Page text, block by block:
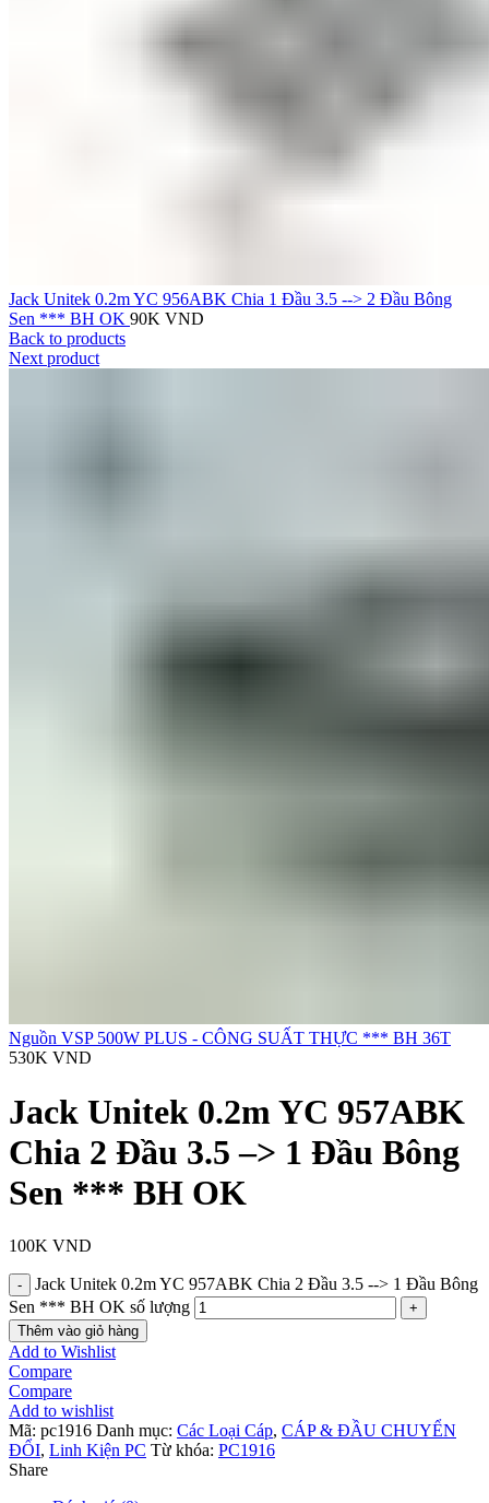
Jack Unitek 0.2m YC 956ABK Chia 1 Đầu 3.5 --> 2 Đầu Bông
Sen *** BH OK 90K VND
Back to products
Next product
Nguồn VSP 500W PLUS - CÔNG SUẤT THỰC *** BH 36T
530K VND
Jack Unitek 0.2m YC 957ABK
Chia 2 Đầu 3.5 –> 1 Đầu Bông
Sen *** BH OK
100K VND
Jack Unitek 0.2m YC 957ABK Chia 2 Đầu 3.5 --> 1 Đầu Bông
Sen *** BH OK số lượng
Thêm vào giỏ hàng
Add to Wishlist
Compare
Compare
Add to wishlist
Mã: pc1916 Danh mục: Các Loại Cáp, CÁP & ĐẦU CHUYỂN
ĐỔI, Linh Kiện PC Từ khóa: PC1916
Share